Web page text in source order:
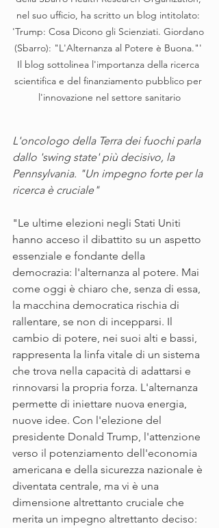
nel suo ufficio, ha scritto un blog intitolato:
'Trump: Cosa Dicono gli Scienziati. Giordano
(Sbarro): "L'Alternanza al Potere è Buona."'
Il blog sottolinea l'importanza della ricerca
scientifica e del finanziamento pubblico per
l'innovazione nel settore sanitario
L'oncologo della Terra dei fuochi parla
dallo 'swing state' più decisivo, la
Pennsylvania. "Un impegno forte per la
ricerca è cruciale"
"Le ultime elezioni negli Stati Uniti
hanno acceso il dibattito su un aspetto
essenziale e fondante della
democrazia: l'alternanza al potere. Mai
come oggi è chiaro che, senza di essa,
la macchina democratica rischia di
rallentare, se non di incepparsi. Il
cambio di potere, nei suoi alti e bassi,
rappresenta la linfa vitale di un sistema
che trova nella capacità di adattarsi e
rinnovarsi la propria forza. L'alternanza
permette di iniettare nuova energia,
nuove idee. Con l'elezione del
presidente Donald Trump, l'attenzione
verso il potenziamento dell'economia
americana e della sicurezza nazionale è
diventata centrale, ma vi è una
dimensione altrettanto cruciale che
merita un impegno altrettanto deciso: